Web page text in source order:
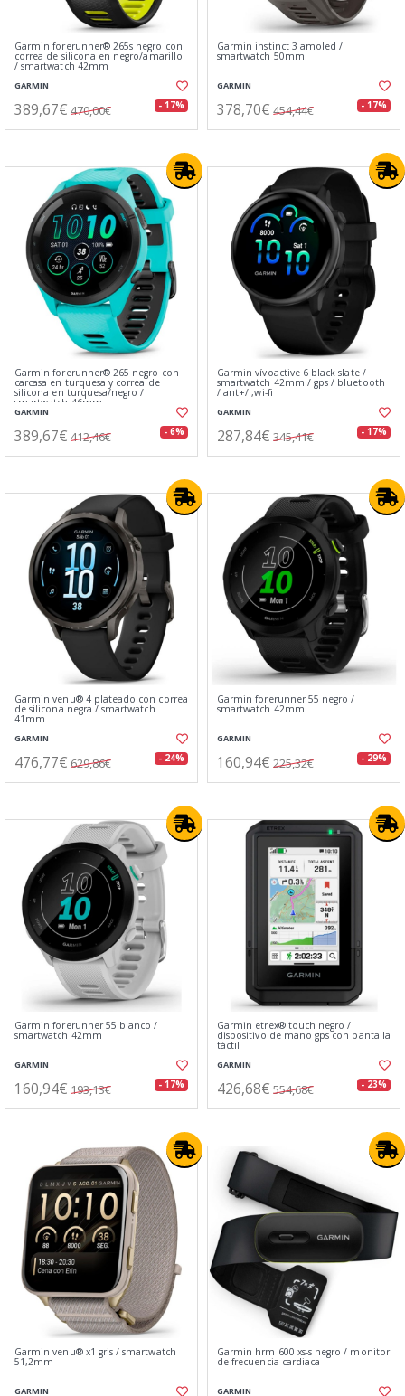
Garmin forerunner® 265s negro con
correa de silicona en negro/amarillo
/ smartwatch 42mm
GARMIN
389,67€ 470,00€ - 17%
Garmin instinct 3 amoled /
smartwatch 50mm
GARMIN
378,70€ 454,44€ - 17%
Garmin forerunner® 265 negro con
carcasa en turquesa y correa de
silicona en turquesa/negro /
smartwatch 46mm
GARMIN
389,67€ 412,46€ - 6%
Garmin vívoactive 6 black slate /
smartwatch 42mm / gps / bluetooth
/ ant+/ ,wi-fi
GARMIN
287,84€ 345,41€ - 17%
Garmin venu® 4 plateado con correa
de silicona negra / smartwatch
41mm
GARMIN
476,77€ 629,86€ - 24%
Garmin forerunner 55 negro /
smartwatch 42mm
GARMIN
160,94€ 225,32€ - 29%
Garmin forerunner 55 blanco /
smartwatch 42mm
GARMIN
160,94€ 193,13€ - 17%
Garmin etrex® touch negro /
dispositivo de mano gps con pantalla
táctil
GARMIN
426,68€ 554,68€ - 23%
Garmin venu® x1 gris / smartwatch
51,2mm
GARMIN
Garmin hrm 600 xs-s negro / monitor
de frecuencia cardiaca
GARMIN